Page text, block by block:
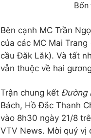
Bốn
Bên cạnh MC Trần
của các MC Mai
cầu Đăk Lăk). Và tất
vẫn thuộc về hai
Trận chung kết Đường
Bách, Hồ Đắc Thanh
vào 8h30 ngày 21/8
VTV News. Mời quý vị